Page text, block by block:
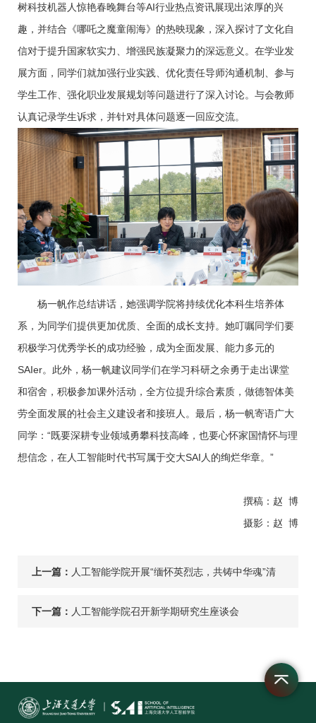
树科技机器人惊艳春晚舞台等AI行业热点资讯展现出浓厚的兴
趣，并结合《哪吒之魔童闹海》的热映现象，深入探讨了文化自
信对于提升国家软实力、增强民族凝聚力的深远意义。在学业发
展方面，同学们就加强行业实践、优化责任导师沟通机制、参与
学生工作、强化职业发展规划等问题进行了深入讨论。与会教师
认真记录学生诉求，并针对具体问题逐一回应交流。
杨一帆作总结讲话，她强调学院将持续优化本科生培养体
系，为同学们提供更加优质、全面的成长支持。她叮嘱同学们要
积极学习优秀学长的成功经验，成为全面发展、能力多元的
SAIer。此外，杨一帆建议同学们在学习科研之余勇于走出课堂
和宿舍，积极参加课外活动，全方位提升综合素质，做德智体美
劳全面发展的社会主义建设者和接班人。最后，杨一帆寄语广大
同学：“既要深耕专业领域勇攀科技高峰，也要心怀家国情怀与理
想信念，在人工智能时代书写属于交大SAI人的绚烂华章。”
撰稿：赵 博
摄影：赵 博
上一篇： 人工智能学院开展“缅怀英烈志，共铸中华魂”清
明英烈祭扫系列活动
下一篇： 人工智能学院召开新学期研究生座谈会